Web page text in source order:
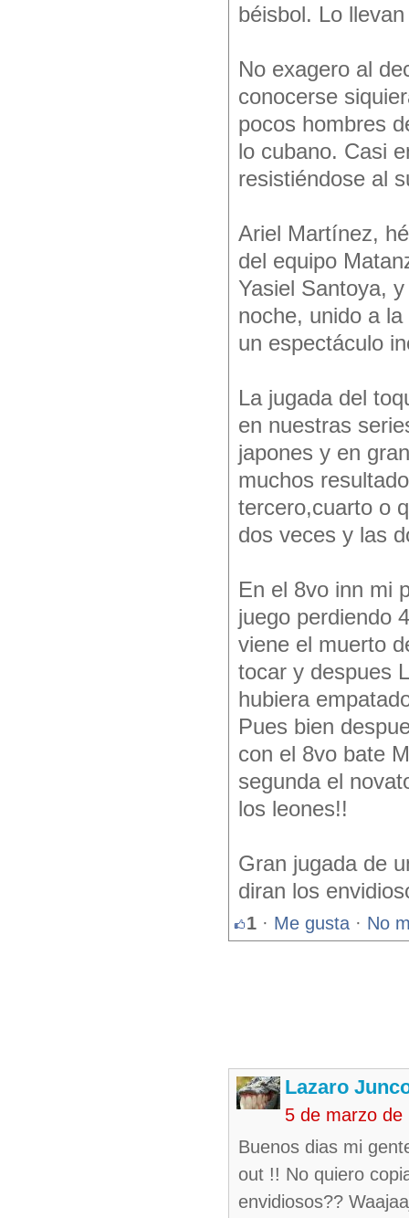
béisbol. Lo
No exagero al
conocerse
pocos hombres
lo cubano. Casi
resistiéndose al
Ariel Martínez,
del equipo
Yasiel Santoya,
noche, unido a
un espectáculo
La jugada del
en nuestras
japones y en
muchos
tercero,cuarto o
dos veces y las
En el 8vo inn mi
juego perdiendo
viene el muerto
tocar y despues
hubiera
Pues bien
con el 8vo bate
segunda el
los leones!!
Gran jugada de
diran los
1 · Me gusta · No
Lazaro
5 de marzo de
Buenos dias mi
out !! No quiero
envidiosos??